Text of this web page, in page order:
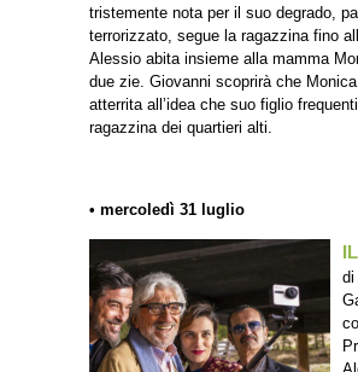
tristemente nota per il suo degrado,
terrorizzato, segue la ragazzina fino
Alessio abita insieme alla mamma
due zie. Giovanni scoprirà che
atterrita all’idea che suo figlio
ragazzina dei quartieri alti.
• mercoledì 31 luglio
di